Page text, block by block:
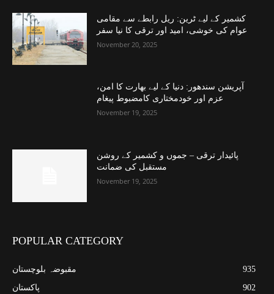
کشمیر کے لیے ٹرین: ریل رابطے سے مقامی
عوام کی خوشی، امید اور ترقی کا نیا سفر
November 20, 2025
آپریشن سندھور: دنیا کے لیے بھارت کا امن،
عزم اور خودمختاری کامضبوط پیغام
November 19, 2025
پائیدار ترقی – جموں و کشمیر کے روشن
مستقبل کی ضمانت
November 19, 2025
POPULAR CATEGORY
مقبوضہ بلوچستان
935
پاکستان
902